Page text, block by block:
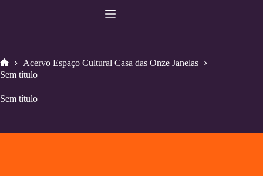
Home
Acervo Espaço Cultural Casa das Onze Janelas
Sem título
Sem título